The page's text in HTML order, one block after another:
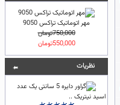
مهر اتوماتیک تراکس 9050
750,000تومان
550,000تومان
نظريات
اسید نیتریک ..